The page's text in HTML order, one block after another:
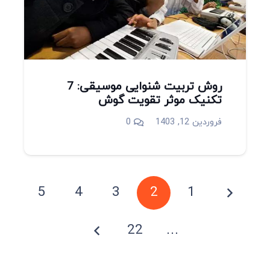
روش تربیت شنوایی موسیقی: 7
تکنیک موثر تقویت گوش
فروردین 12, 1403 0
1
2
3
4
5
…
22